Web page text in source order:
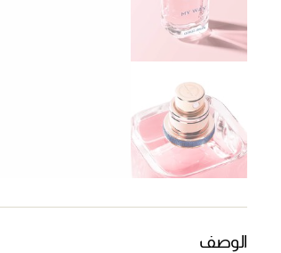
الوصف